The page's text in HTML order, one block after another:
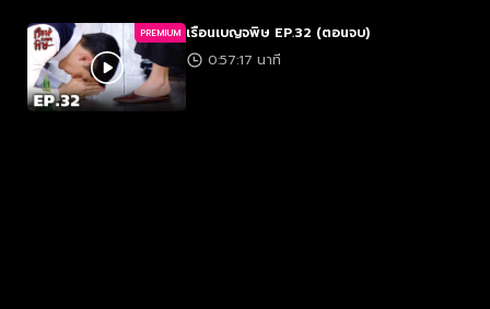
PREMIUM เรือนเบญจพิษ EP.32 (ตอนจบ)
0:57:17 นาที